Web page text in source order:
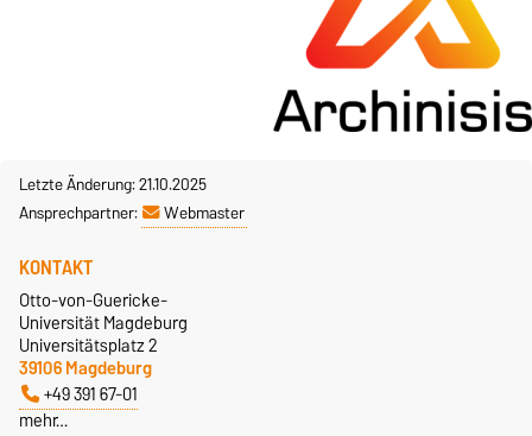
Letzte Änderung: 21.10.2025
Ansprechpartner:
Webmaster
KONTAKT
Otto-von-Guericke-
Universität Magdeburg
Universitätsplatz 2
39106 Magdeburg
+49 391 67-01
mehr…